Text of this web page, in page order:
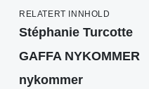
RELATERT INNHOLD
Stéphanie Turcotte
GAFFA NYKOMMER
nykommer